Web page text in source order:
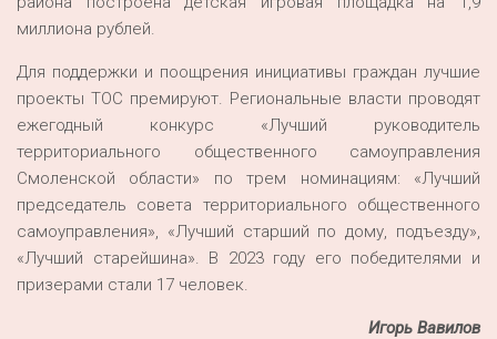
миллиона рублей.
Для поддержки и поощрения инициативы граждан лучшие
проекты ТОС премируют. Региональные власти проводят
ежегодный конкурс «Лучший руководитель
территориального общественного самоуправления
Смоленской области» по трем номинациям: «Лучший
председатель совета территориального общественного
самоуправления», «Лучший старший по дому, подъезду»,
«Лучший старейшина». В 2023 году его победителями и
призерами стали 17 человек.
Игорь Вавилов